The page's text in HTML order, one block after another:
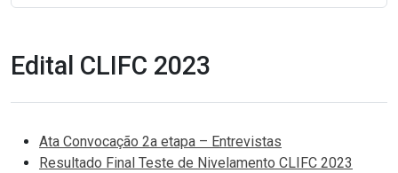
Edital CLIFC 2023
Ata Convocação 2a etapa – Entrevistas
Resultado Final Teste de Nivelamento CLIFC 2023